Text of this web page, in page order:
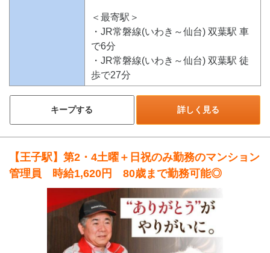
＜最寄駅＞
・JR常磐線(いわき～仙台) 双葉駅 車
で6分
・JR常磐線(いわき～仙台) 双葉駅 徒
歩で27分
キープする 詳しく見る
【王子駅】第2・4土曜＋日祝のみ勤務のマンション
管理員 時給1,620円 80歳まで勤務可能◎